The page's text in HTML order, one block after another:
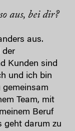
aus, bei dir?
aus.
der
Kunden sind
und ich bin
gemeinsam
Team, mit
Beruf
geht darum zu